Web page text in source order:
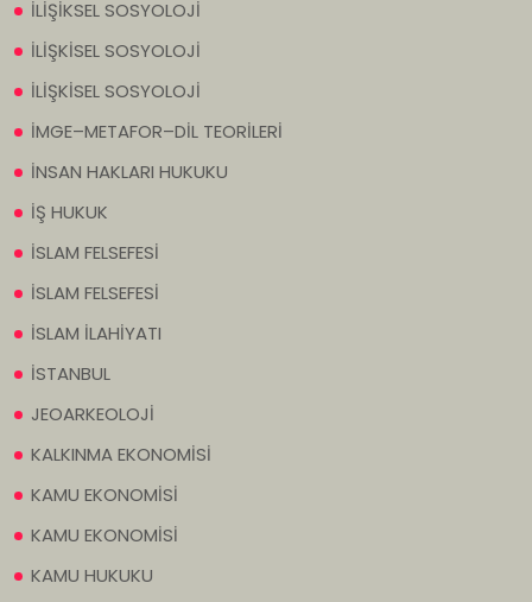
İLİŞİKSEL SOSYOLOJİ
İLİŞKİSEL SOSYOLOJİ
İLİŞKİSEL SOSYOLOJİ
İMGE–METAFOR–DİL TEORİLERİ
İNSAN HAKLARI HUKUKU
İŞ HUKUK
İSLAM FELSEFESİ
İSLAM FELSEFESİ
İSLAM İLAHİYATI
İSTANBUL
JEOARKEOLOJİ
KALKINMA EKONOMİSİ
KAMU EKONOMİSİ
KAMU EKONOMİSİ
KAMU HUKUKU